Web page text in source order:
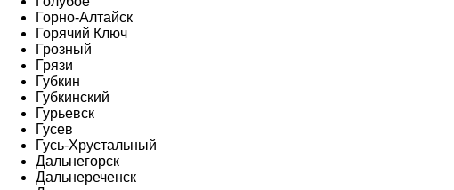
Горно-Алтайск
Горячий Ключ
Грозный
Грязи
Губкин
Губкинский
Гурьевск
Гусев
Гусь-Хрустальный
Дальнегорск
Дальнереченск